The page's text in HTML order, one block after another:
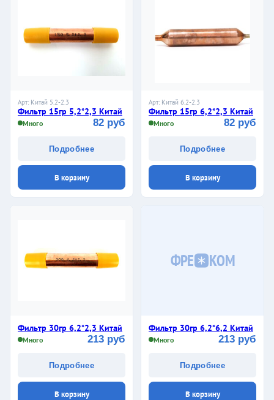
Арт: Китай 5.2-2.3
Фильтр 15гр 5,2*2,3 Китай
Много 82 руб
Подробнее
В корзину
Арт: Китай 6.2-2.3
Фильтр 15гр 6,2*2,3 Китай
Много 82 руб
Подробнее
В корзину
Фильтр 30гр 6,2*2,3 Китай
Много 213 руб
Подробнее
В корзину
ФРЕ КОМ
Фильтр 30гр 6,2*6,2 Китай
Много 213 руб
Подробнее
В корзину